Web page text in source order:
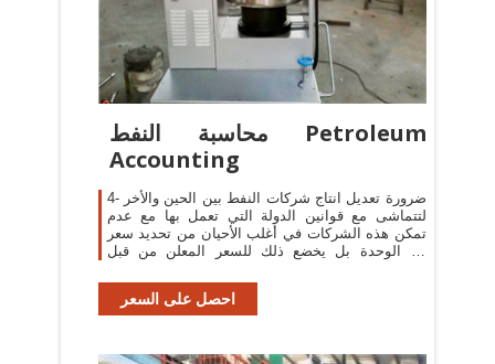
محاسبة النفط Petroleum
Accounting
4- ضرورة تعديل انتاج شركات النفط بين الحين والأخر
لتتماشى مع قوانين الدولة التي تعمل بها مع عدم
تمكن هذه الشركات في أغلب الأحيان من تحديد سعر
بيع الوحدة بل يخضع ذلك للسعر المعلن من قبل
احصل على السعر